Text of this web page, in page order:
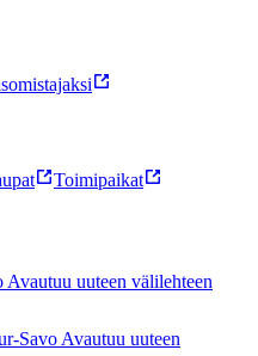
Toimipaikat
Avautuu uuteen välilehteen
Savo Avautuu uuteen